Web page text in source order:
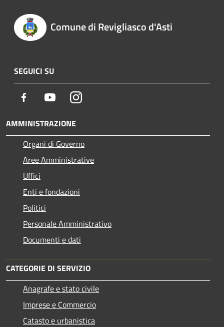
Comune di Revigliasco d'Asti
SEGUICI SU
Facebook YoutubeInstagram
AMMINISTRAZIONE
Organi di Governo
Aree Amministrative
Uffici
Enti e fondazioni
Politici
Personale Amministrativo
Documenti e dati
CATEGORIE DI SERVIZIO
Anagrafe e stato civile
Imprese e Commercio
Catasto e urbanistica